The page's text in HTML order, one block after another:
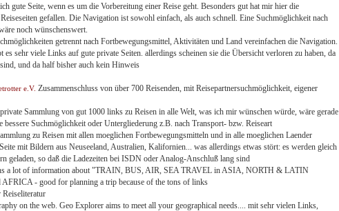
gute Seite, wenn es um die Vorbereitung einer Reise geht. Besonders gut hat mir hier die
gefallen. Die Navigation ist sowohl einfach, als auch schnell. Eine Suchmöglichkeit nach
noch wünschenswert.
getrennt nach Fortbewegungsmittel, Aktivitäten und Land vereinfachen die Navigation.
es sehr viele Links auf gute private Seiten. allerdings scheinen sie die Übersicht verloren zu haben, da
und da half bisher auch kein Hinweis
e.V. Zusammenschluss von über 700 Reisenden, mit Reisepartnersuchmöglichkeit, eigener
private Sammlung von gut 1000 links zu Reisen in alle Welt, was ich mir wünschen würde, wäre gerade
Suchmöglichkeit oder Untergliederung z.B. nach Transport- bzw. Reiseart
zu Reisen mit allen moeglichen Fortbewegungsmitteln und in alle moeglichen Laender
mit Bildern aus Neuseeland, Australien, Kalifornien... was allerdings etwas stört: es werden gleich
geladen, so daß die Ladezeiten bei ISDN oder Analog-Anschluß lang sind
a lot of information about "TRAIN, BUS, AIR, SEA TRAVEL in ASIA, NORTH & LATIN
- good for planning a trip because of the tons of links
on the web. Geo Explorer aims to meet all your geographical needs.... mit sehr vielen Links,